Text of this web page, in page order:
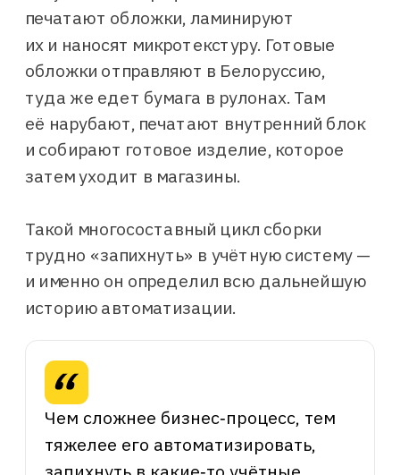
печатают обложки, ламинируют
их и наносят микротекстуру. Готовые
обложки отправляют в Белоруссию,
туда же едет бумага в рулонах. Там
её нарубают, печатают внутренний блок
и собирают готовое изделие, которое
затем уходит в магазины.
Такой многосоставный цикл сборки
трудно «запихнуть» в учётную систему —
и именно он определил всю дальнейшую
историю автоматизации.
Перед финансовым директором
стояла задача — сконнектить все
эти таблички, которым
ты не очень‑то веришь, собрать
собственникам отчёт и сказать: вот
столько мы заработали.
На следующий год всё
повторялось. Фактически вся
зарплата финдиректора уходила
на сбор данных.
Ручной учёт стоит дороже, чем
кажется
Спорим, вы даже не подозреваете,
в какую сумму вам обходится